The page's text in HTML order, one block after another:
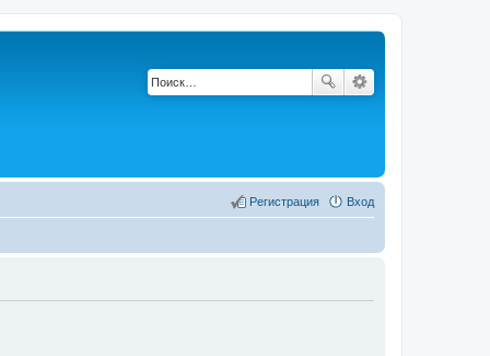
Вход
Регистрация